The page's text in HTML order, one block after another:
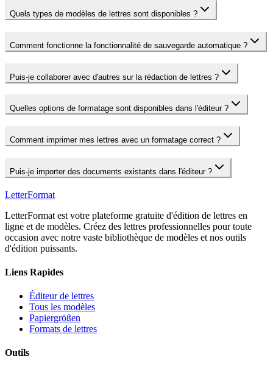
Quels types de modèles de lettres sont disponibles ?
Comment fonctionne la fonctionnalité de sauvegarde automatique ?
Puis-je collaborer avec d'autres sur la rédaction de lettres ?
Quelles options de formatage sont disponibles dans l'éditeur ?
Comment imprimer mes lettres avec un formatage correct ?
Puis-je importer des documents existants dans l'éditeur ?
LetterFormat
LetterFormat est votre plateforme gratuite d'édition de lettres en
ligne et de modèles. Créez des lettres professionnelles pour toute
occasion avec notre vaste bibliothèque de modèles et nos outils
d'édition puissants.
Liens Rapides
Éditeur de lettres
Tous les modèles
Papiergrößen
Formats de lettres
Outils